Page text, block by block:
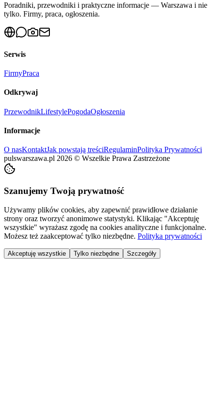
Poradniki, przewodniki i praktyczne informacje — Warszawa i nie
tylko. Firmy, praca, ogłoszenia.
Serwis
FirmyPraca
Odkrywaj
PrzewodnikLifestylePogodaOgłoszenia
Informacje
O nasKontaktJak powstają treściRegulaminPolityka Prywatności
pulswarszawa.pl 2026 © Wszelkie Prawa Zastrzeżone
Szanujemy Twoją prywatność
Używamy plików cookies, aby zapewnić prawidłowe działanie
strony oraz tworzyć anonimowe statystyki. Klikając "Akceptuję
wszystkie" wyrażasz zgodę na cookies analityczne i funkcjonalne.
Możesz też zaakceptować tylko niezbędne. Polityka prywatności
Akceptuję wszystkie Tylko niezbędne Szczegóły